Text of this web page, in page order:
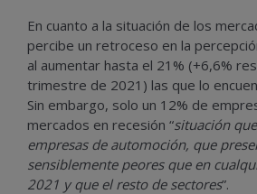
En cuanto a la situación de los
percibe un retroceso en la
al aumentar hasta el 21% (+6,6%
trimestre de 2021) las que lo
Sin embargo, solo un 12% de
mercados en recesión “situación
empresas de automoción, que
sensiblemente peores que en
2021 y que el resto de sectores”.